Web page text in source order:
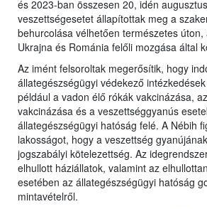
és 2023-ban összesen 20, idén
veszettségesetet állapítottak meg a
behurcolása vélhetően természetes
Ukrajna és Románia felőli mozgása által
Az imént felsoroltak megerősítik, hogy
állategészségügyi védekező
például a vadon élő rókák vakcinázása,
vakcinázása és a veszettséggyanús
állategészségügyi hatóság felé. A Nébih
lakosságot, hogy a veszettség
jogszabályi kötelezettség. Az
elhullott háziállatok, valamint az
esetében az állategészségügyi hatóság
mintavételről.